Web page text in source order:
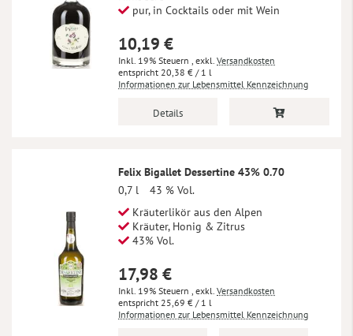
pur, in Cocktails oder mit Wein
10,19 €
Inkl. 19% Steuern , exkl. Versandkosten
20,38 € / 1 l
Informationen zur Lebensmittel Kennzeichnung
Details
Felix Bigallet Dessertine 43% 0.70
0,7 l
43 % Vol.
Kräuterlikör aus den Alpen
Kräuter, Honig & Zitrus
43% Vol.
17,98 €
Inkl. 19% Steuern , exkl. Versandkosten
25,69 € / 1 l
Informationen zur Lebensmittel Kennzeichnung